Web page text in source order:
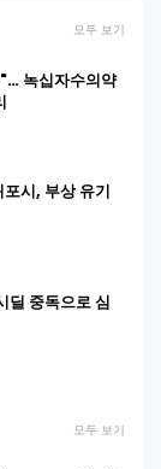
모두 보기
"… 녹십자수의약
시, 부상 유기
딜 중독으로 심
모두 보기